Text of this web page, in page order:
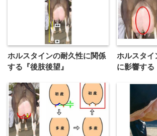
ホルスタインの耐久性に関係
する『後肢後望』
ホルスタイ
に影響する